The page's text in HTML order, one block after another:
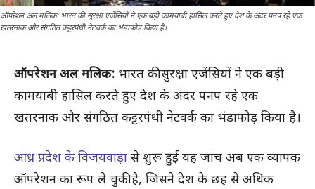
ऑपरेशन अल मलिक: भारत की सुरक्षा एजेंसियों ने एक बड़ी कामयाबी हासिल करते हुए देश के अंदर पनप रहे एक
खतरनाक और संगठित कट्टरपंथी नेटवर्क का भंडाफोड़ किया है।
ऑपरेशन अल मलिक: भारत की सुरक्षा एजेंसियों ने एक बड़ी
कामयाबी हासिल करते हुए देश के अंदर पनप रहे एक
खतरनाक और संगठित कट्टरपंथी नेटवर्क का भंडाफोड़ किया है।
आंध्र प्रदेश के विजयवाड़ा से शुरू हुई यह जांच अब एक व्यापक
ऑपरेशन का रूप ले चुकी है, जिसने देश के छह से अधिक